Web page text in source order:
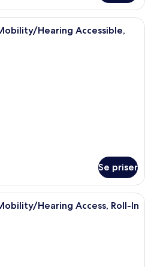
Et hotelværelse med en stor seng,
Hearing Accessible,
Se priser
Et hotelværelse med en stor seng,
Hearing Access, Roll-In